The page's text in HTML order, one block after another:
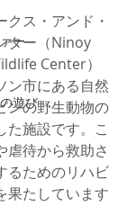
ー
遊び
ス・アンド・
ター（Ninoy
Center）
ン市にある自然
ンの野生動物の
た施設です。こ
虐待から救助さ
るためのリハビ
果たしています